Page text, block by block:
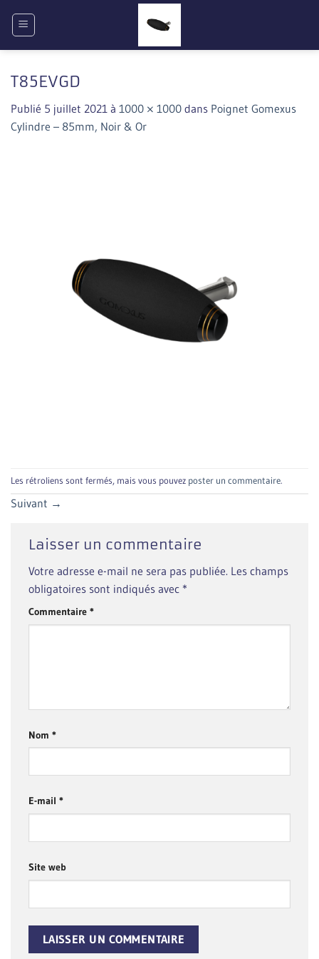
T85EVGD
Publié 5 juillet 2021 à 1000 × 1000 dans Poignet Gomexus
Cylindre – 85mm, Noir & Or
Les rétroliens sont fermés, mais vous pouvez poster un commentaire.
Suivant →
Laisser un commentaire
Votre adresse e-mail ne sera pas publiée. Les champs
obligatoires sont indiqués avec *
Commentaire *
Nom *
E-mail *
Site web